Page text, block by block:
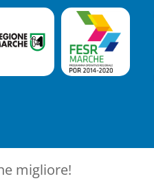
migliore!